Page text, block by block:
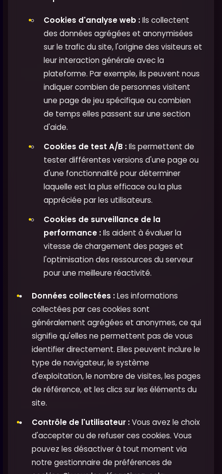
Cookies d'analyse web :Ils collectent
des données agrégées et anonymisées
sur le trafic du site, l'origine des visiteurs et
leur interaction générale avec la
plateforme. Par exemple, ils peuvent nous
indiquer combien de personnes visitent
une page de jeu spécifique ou combien
de temps elles passent sur une section
d'aide.
Cookies de test A/B :Ils permettent de
tester différentes versions d'une page ou
d'une fonctionnalité pour déterminer
laquelle est la plus efficace ou la plus
appréciée par les utilisateurs.
Cookies de surveillance de la
performance :Ils aident à évaluer la
vitesse de chargement des pages et
l'optimisation des ressources du serveur
pour une meilleure réactivité.
Données collectées :Les informations
collectées par ces cookies sont
généralement agrégées et anonymes, ce qui
signifie qu'elles ne permettent pas de vous
identifier directement. Elles peuvent inclure le
type de navigateur, le système
d'exploitation, le nombre de visites, les pages
de référence, et les clics sur les éléments du
site.
Contrôle de l'utilisateur :Vous avez le choix
d'accepter ou de refuser ces cookies. Vous
pouvez les désactiver à tout moment via
notre gestionnaire de préférences de